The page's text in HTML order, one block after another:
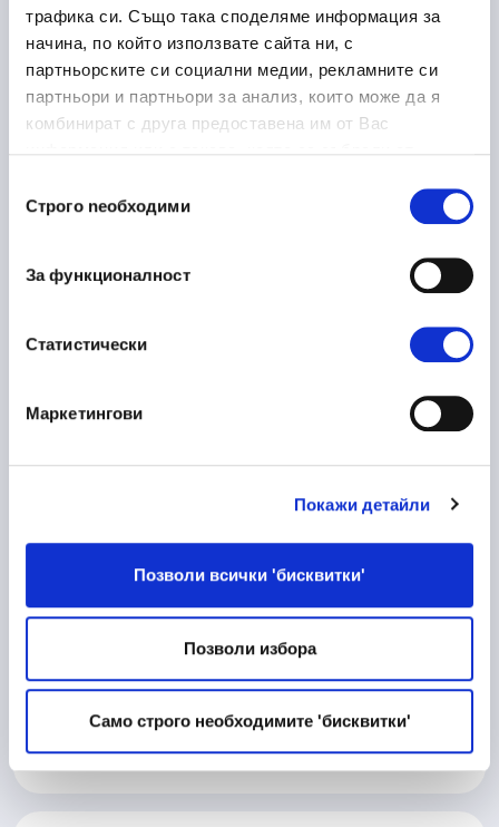
трафика си. Също така споделяме информация за
начина, по който използвате сайта ни, с
партньорските си социални медии, рекламните си
партньори и партньори за анализ, които може да я
комбинират с друга предоставена им от Вас
наСтрого nеобходими
За функционалност
Статистически
Маркетингови
Покажи детайли
Позволи всички 'бисквитки'
Позволи избора
Само строго необходимите 'бисквитки'
Laboratory Logistics
Associate
30/06/2026
Медицина и здравеопазване
на мястоСофия
металообработка
Пловдив
Процесен Инженер